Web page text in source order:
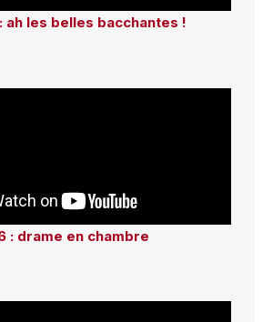
ah les belles bacchantes !
: drame en chambre